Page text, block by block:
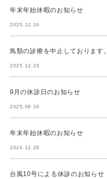
年末年始休暇のお知らせ
2025.12.24
鳥類の診療を中止しております。
2025.12.23
9月の休診日のお知らせ
2025.08.19
年末年始休暇のお知らせ
2024.12.28
台風10号による休診のお知らせ